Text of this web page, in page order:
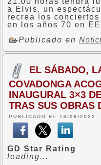
a Elvis, un
recrea los
en los años 70 en
Publicado en
EL SÁBADO,
COVADONGA
INAUGURAL 3×3
TRAS SUS OBRAS
PUBLICADO EL 16/06/2022
GD Star Rating
loading...